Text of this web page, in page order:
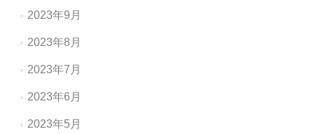
2023年9月
2023年8月
2023年7月
2023年6月
2023年5月